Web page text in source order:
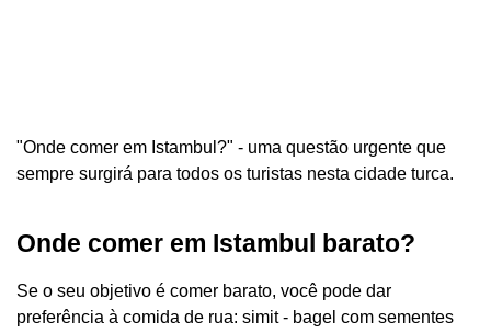
"Onde comer em Istambul?" - uma questão urgente que
sempre surgirá para todos os turistas nesta cidade turca.
Onde comer em Istambul barato?
Se o seu objetivo é comer barato, você pode dar
preferência à comida de rua: simit - bagel com sementes